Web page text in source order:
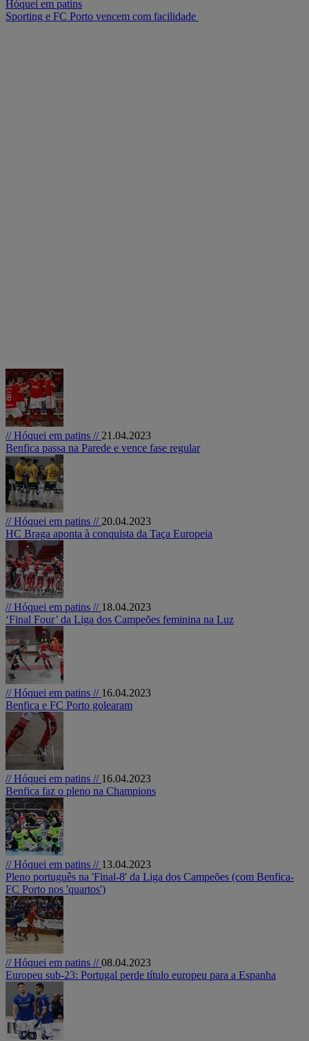
Hóquei em patins
Sporting e FC Porto vencem com facilidade
// Hóquei em patins // 21.04.2023
Benfica passa na Parede e vence fase regular
// Hóquei em patins // 20.04.2023
HC Braga aponta à conquista da Taça Europeia
// Hóquei em patins // 18.04.2023
‘Final Four’ da Liga dos Campeões feminina na Luz
// Hóquei em patins // 16.04.2023
Benfica e FC Porto golearam
// Hóquei em patins // 16.04.2023
Benfica faz o pleno na Champions
// Hóquei em patins // 13.04.2023
Pleno português na 'Final-8' da Liga dos Campeões (com Benfica-
FC Porto nos 'quartos')
// Hóquei em patins //08.04.2023
Europeu sub-23: Portugal perde título europeu para a Espanha